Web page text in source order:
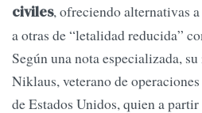
civiles, ofreciendo alternativas
a otras de “letalidad reducida”
Según una nota especializada,
Niklaus, veterano de
de Estados Unidos, quien a